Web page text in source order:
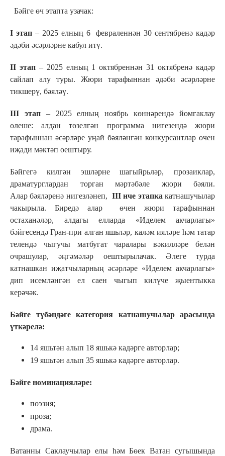
Бәйге өч этапта узачак:
I этап– 2025 елның 6 февраленнән 30 сентябренә кадәр
әдәби әсәрләрне кабул итү.
II этап– 2025 елның 1 октябреннән 31 октябренә кадәр
сайлап алу туры. Жюри тарафыннан әдәби әсәрләрне
тикшерү, бәяләү.
III этап– 2025 елның ноябрь көннәрендә йомгаклау
өлеше: алдан төзелгән программа нигезендә жюри
тарафыннан әсәрләре уңай бәяләнгән конкурсантлар өчен
иҗади мәктәп оештыру.
Бәйгегә килгән эшләрне шагыйрьләр, прозаиклар,
драматурглардан торган мәртәбәле жюри бәяли.
Алар бәяләренә нигезләнеп, IIIнче этапка катнашучылар
чакырыла. Биредә алар өчен жюри тарафыннан
остаханәләр, алдагы елларда «Иделем акчарлагы»
бәйгесендә Гран-при алган яшьләр, каләм ияләре һәм татар
телендә чыгучы матбугат чаралары вәкилләре белән
очрашулар, әңгәмәләр оештырылачак. Әлеге турда
катнашкан иҗатчыларның әсәрләре «Иделем акчарлагы»
дип исемләнгән ел саен чыгып килүче җыентыкка
керәчәк.
Бәйге түбәндәге категория катнашучылар арасында
үткәрелә:
14 яшьтән алып 18 яшькә кадәрге авторлар;
19 яшьтән алып 35 яшькә кадәрге авторлар.
Бәйге номинацияләре:
поэзия;
проза;
драма.
Ватанны Саклаучылар елы һәм Бөек Ватан сугышында